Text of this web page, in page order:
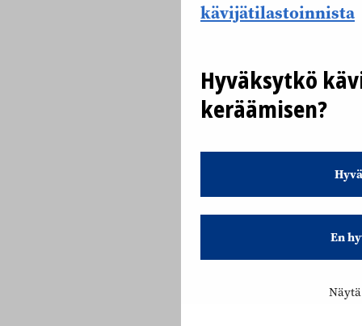
kävijätilastoinnista
Hyväksytkö
keräämisen?
En